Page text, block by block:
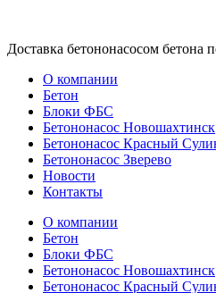
Доставка бетононасосом бетона
О компании
Бетон
Блоки ФБС
Бетононасос Новошахтинск
Бетононасос Красный
Бетононасос Зверево
Новости
Контакты
О компании
Бетон
Блоки ФБС
Бетононасос Новошахтинск
Бетононасос Красный